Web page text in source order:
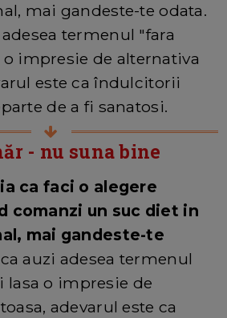
mai gandeste-te odata.
termenul "fara
impresie de alternativa
este ca îndulcitorii
de a fi sanatosi.
- nu suna bine
ca faci o alegere
comanzi un suc diet in
mai gandeste-te
auzi adesea termenul
lasa o impresie de
adevarul este ca